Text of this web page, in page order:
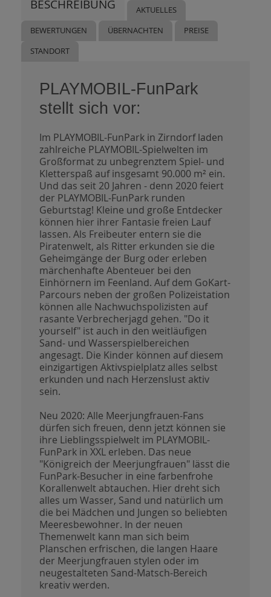
BESCHREIBUNG
AKTUELLES
BEWERTUNGEN
ÜBERNACHTEN
PREISE
STANDORT
PLAYMOBIL-FunPark
stellt sich vor:
Im PLAYMOBIL-FunPark in Zirndorf laden
zahlreiche PLAYMOBIL-Spielwelten im
Großformat zu unbegrenztem Spiel- und
Kletterspaß auf insgesamt 90.000 m² ein.
Und das seit 20 Jahren - denn 2020 feiert
der PLAYMOBIL-FunPark runden
Geburtstag! Kleine und große Entdecker
können hier ihrer Fantasie freien Lauf
lassen. Als Freibeuter entern sie die
Piratenwelt, als Ritter erkunden sie die
Geheimgänge der Burg oder erleben
märchenhafte Abenteuer bei den
Einhörnern im Feenland. Auf dem GoKart-
Parcours neben der großen Polizeistation
können alle Nachwuchspolizisten auf
rasante Verbrecherjagd gehen. "Do it
yourself" ist auch in den weitläufigen
Sand- und Wasserspielbereichen
angesagt. Die Kinder können auf diesem
einzigartigen Aktivspielplatz alles selbst
erkunden und nach Herzenslust aktiv
sein.
Neu 2020: Alle Meerjungfrauen-Fans
dürfen sich freuen, denn jetzt können sie
ihre Lieblingsspielwelt im PLAYMOBIL-
FunPark in XXL erleben. Das neue
"Königreich der Meerjungfrauen" lässt die
FunPark-Besucher in eine farbenfrohe
Korallenwelt abtauchen. Hier dreht sich
alles um Wasser, Sand und natürlich um
die bei Mädchen und Jungen so beliebten
Meeresbewohner. In der neuen
Themenwelt kann man sich beim
Planschen erfrischen, die langen Haare
der Meerjungfrauen stylen oder im
neugestalteten Sand-Matsch-Bereich
kreativ werden.